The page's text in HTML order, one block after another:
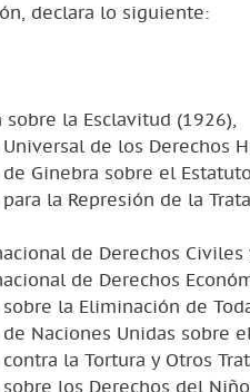
declara lo siguiente:
sobre la Esclavitud (1926),
de los Derechos
Ginebra sobre el
la Represión de la
de Derechos Civiles
de Derechos
la Eliminación de
Naciones Unidas sobre
la Tortura y Otros
los Derechos del